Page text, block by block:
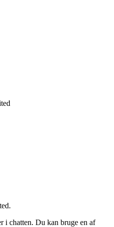
i chatten. Du kan bruge en af